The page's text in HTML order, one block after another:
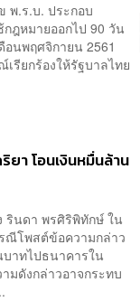
.ร.บ. ประกอบ
ฎหมายออกไป 90 วัน
อนพฤศจิกายน 2561
รียกร้องให้รัฐบาลไทย
า โอนเงินหมื่นล้าน
รินดา พรศิริพิทักษ์ ใน
ณีโพสต์ข้อความกล่าว
าทไปธนาคารใน
มดังกล่าวอาจกระทบ